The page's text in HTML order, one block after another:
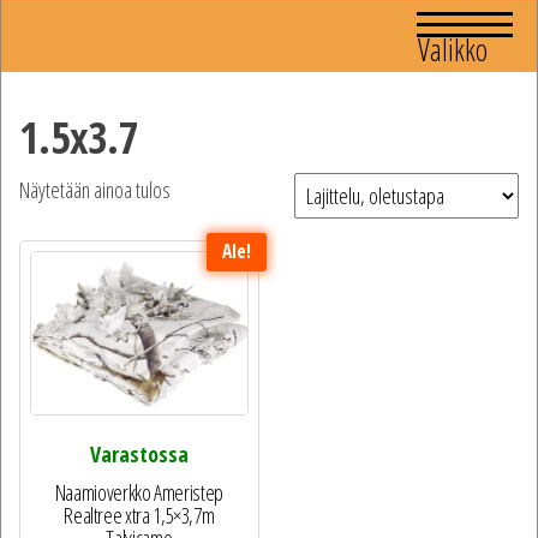
Valikko
1.5x3.7
Näytetään ainoa tulos
Ale!
Varastossa
Naamioverkko Ameristep
Realtree xtra 1,5×3,7m